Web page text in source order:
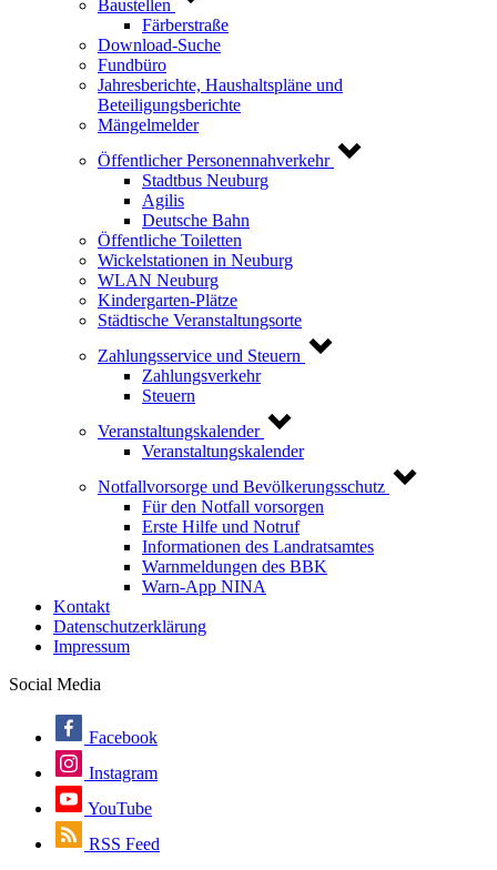
Baustellen
Färberstraße
Download-Suche
Fundbüro
Jahresberichte, Haushaltspläne und
Beteiligungsberichte
Mängelmelder
Öffentlicher Personennahverkehr
Stadtbus Neuburg
Agilis
Deutsche Bahn
Öffentliche Toiletten
Wickelstationen in Neuburg
WLAN Neuburg
Kindergarten-Plätze
Städtische Veranstaltungsorte
Zahlungsservice und Steuern
Zahlungsverkehr
Steuern
Veranstaltungskalender
Veranstaltungskalender
Notfallvorsorge und Bevölkerungsschutz
Für den Notfall vorsorgen
Erste Hilfe und Notruf
Informationen des Landratsamtes
Warnmeldungen des BBK
Warn-App NINA
Kontakt
Datenschutzerklärung
Impressum
Social Media
Facebook
Instagram
YouTube
RSS Feed